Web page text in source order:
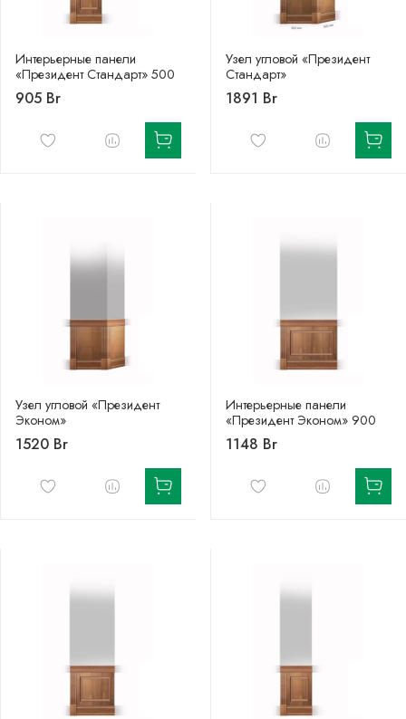
Интерьерные панели
«Президент Стандарт» 500
905 Br
Узел угловой «Президент
Стандарт»
1891 Br
Узел угловой «Президент
Эконом»
1520 Br
Интерьерные панели
«Президент Эконом» 900
1148 Br